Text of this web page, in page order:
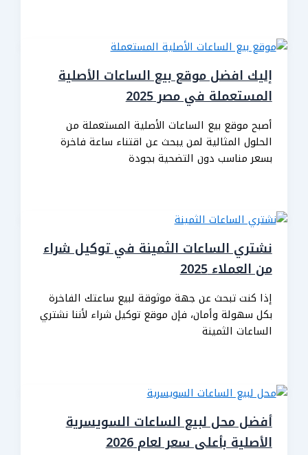
إليك افضل موقع بيع الساعات الأصلية
المستعملة في مصر 2025
أصبح موقع بيع الساعات الأصلية المستعملة من
الحلول المثالية لمن يبحث عن اقتناء ساعة فاخرة
بسعر مناسب دون التضحية بجودة
نشتري الساعات الثمينة في توكيل شراء
من العملاء 2025
إذا كنت تبحث عن جهة موثوقة لبيع ساعتك الفاخرة
بكل سهولة وأمان، فإن موقع توكيل شراء لأننا نشتري
الساعات الثمينة
أفضل محل لبيع الساعات السويسرية
الأصلية بأعلى سعر لعام 2026